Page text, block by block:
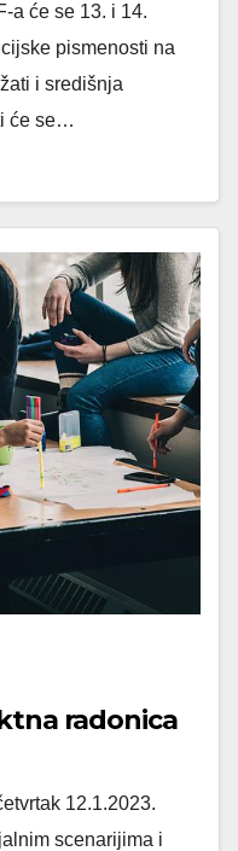
a će se 13. i 14.
pismenosti na
i središnja
će se…
radonica
12.1.2023.
scenarijima i